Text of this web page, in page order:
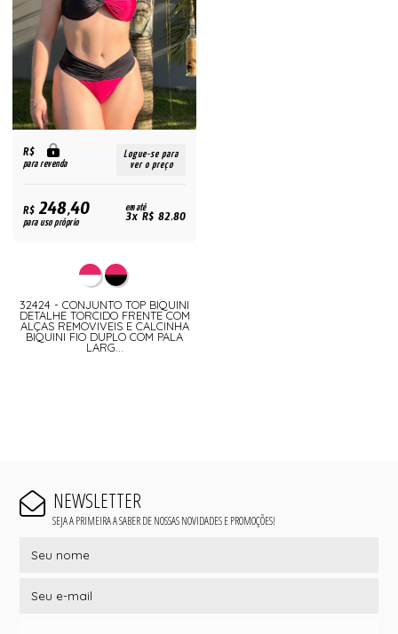
R$
para revenda
Logue-se para
ver o preço
R$248,40
para uso próprio
em até
3x R$ 82,80
32424 - CONJUNTO TOP BIQUINI
DETALHE TORCIDO FRENTE COM
ALÇAS REMOVIVEIS E CALCINHA
BIQUINI FIO DUPLO COM PALA
LARG...
NEWSLETTER
SEJA A PRIMEIRA A SABER DE NOSSAS NOVIDADES E PROMOÇÕES!